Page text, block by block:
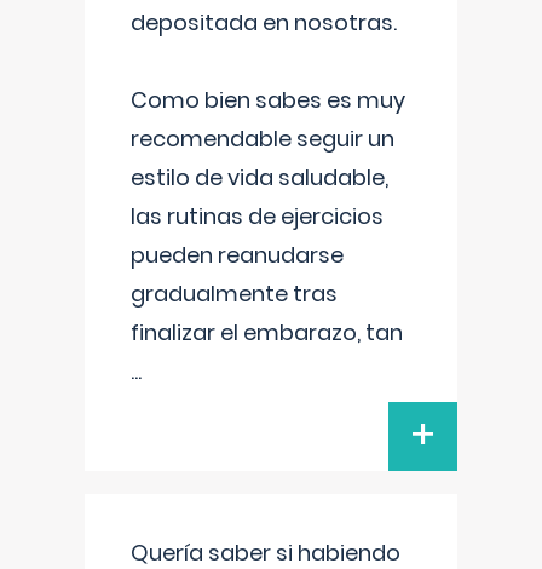
depositada en nosotras.
Como bien sabes es muy
recomendable seguir un
estilo de vida saludable,
las rutinas de ejercicios
pueden reanudarse
gradualmente tras
finalizar el embarazo, tan
...
+
Quería saber si habiendo